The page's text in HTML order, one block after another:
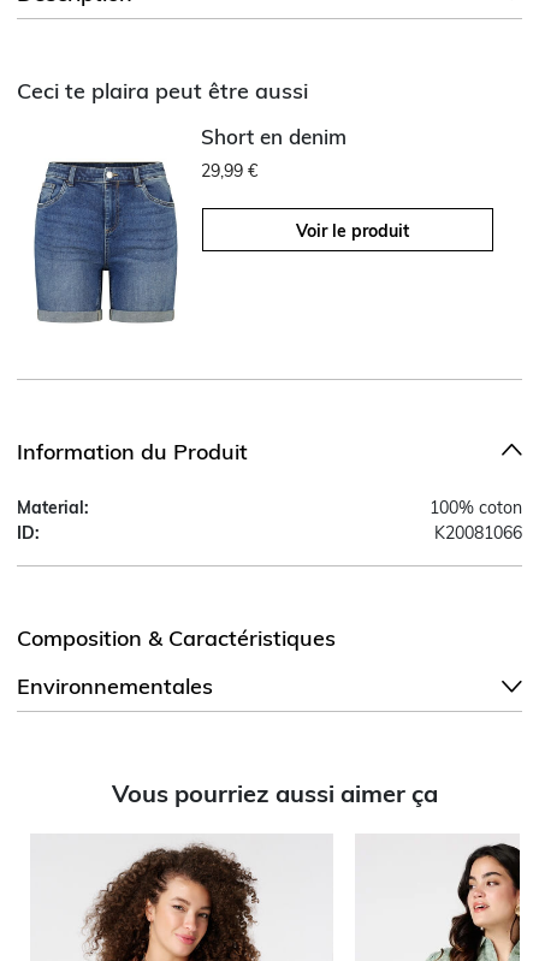
Ceci te plaira peut être aussi
Short en denim
29,99 €
Voir le produit
Information du Produit
Material:
100% coton
ID:
K20081066
Composition & Caractéristiques
Environnementales
Vous pourriez aussi aimer ça